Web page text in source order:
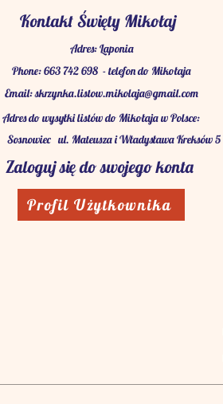
Kontakt Święty Mikołaj
Adres: Laponia
Phone: 663 742 698 - telefon do Mikołaja
Email:skrzynka.listow.mikolaja@gmail.com
Adres do wysyłki listów do Mikołaja w Polsce:
ul. Mateusza i Władysława Kreksów 5
Sosnowiec
Zaloguj się do swojego konta
Profil Użytkownika